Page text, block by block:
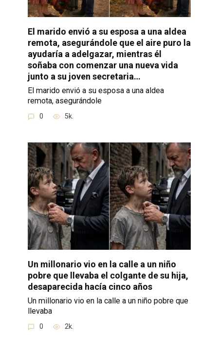
El marido envió a su esposa a una aldea
remota, asegurándole que el aire puro la
ayudaría a adelgazar, mientras él
soñaba con comenzar una nueva vida
junto a su joven secretaria…
El marido envió a su esposa a una aldea
remota, asegurándole
0 5k.
Un millonario vio en la calle a un niño
pobre que llevaba el colgante de su hija,
desaparecida hacía cinco años
Un millonario vio en la calle a un niño pobre que
llevaba
0 2k.